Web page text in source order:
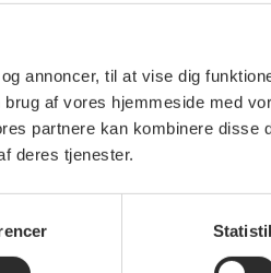
annoncer, til at vise dig
af vores hjemmeside med
partnere kan kombinere disse
deres tjenester.